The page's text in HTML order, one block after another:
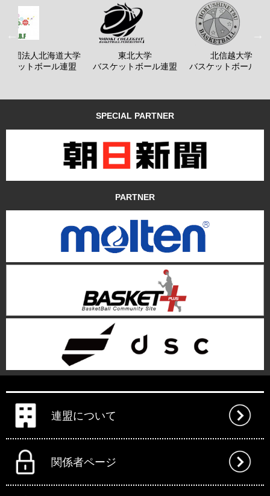
社団法人北海道大学
ケットボール連盟
東北大学
バスケットボール連盟
北信越大学
バスケットボール連
SPECIAL PARTNER
PARTNER
連盟について
関係者ページ